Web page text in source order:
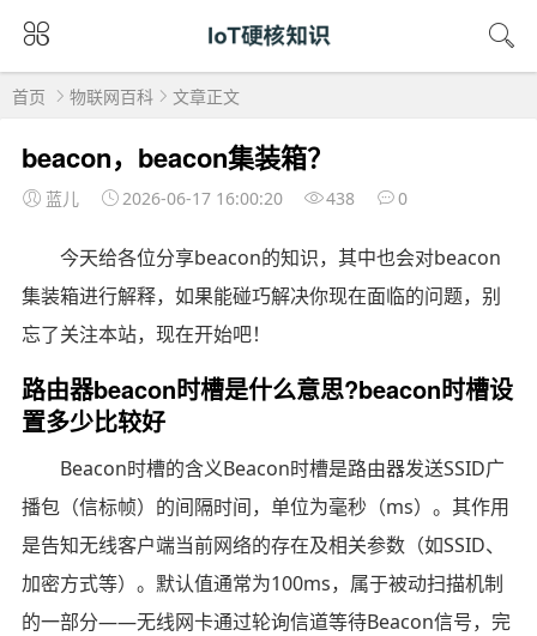
首页 物联网百科 文章正文
beacon，beacon集装箱？
蓝儿 2026-06-17 16:00:20 438 0
今天给各位分享beacon的知识，其中也会对beacon
集装箱进行解释，如果能碰巧解决你现在面临的问题，别
忘了关注本站，现在开始吧！
路由器beacon时槽是什么意思?beacon时槽设
置多少比较好
Beacon时槽的含义Beacon时槽是路由器发送SSID广
播包（信标帧）的间隔时间，单位为毫秒（ms）。其作用
是告知无线客户端当前网络的存在及相关参数（如SSID、
加密方式等）。默认值通常为100ms，属于被动扫描机制
的一部分——无线网卡通过轮询信道等待Beacon信号，完